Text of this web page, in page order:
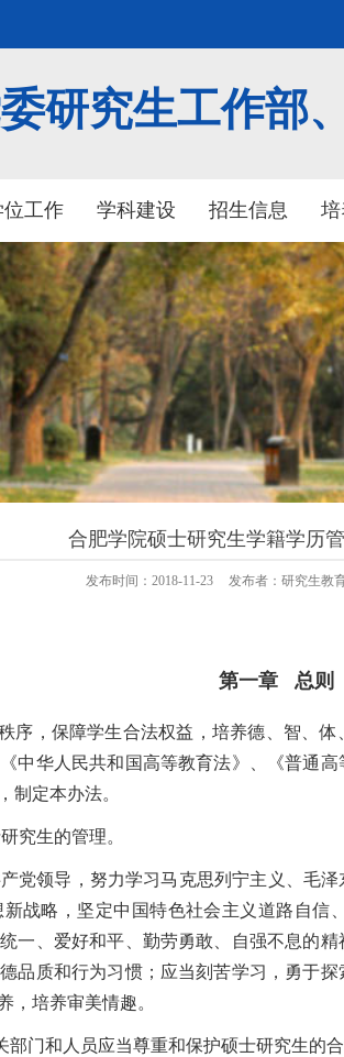
研究生工作部
位工作 学科建设 招生信息
合肥学院硕士研究生学籍学历
发布时间：2018-11-23 发布者：研究生教
第一章 总则
序，保障学生合法权益，培养德、智、
《中华人民共和国高等教育法》、 《普通
制定本办法。
究生的管理。
党领导，努力学习马克思列宁主义、毛
战略，坚定中国特色社会主义道路自
一、爱好和平、勤劳勇敢、自强不息的
品质和行为习惯；应当刻苦学习，勇于
，培养审美情趣。
部门和人员应当尊重和保护硕士研究生的